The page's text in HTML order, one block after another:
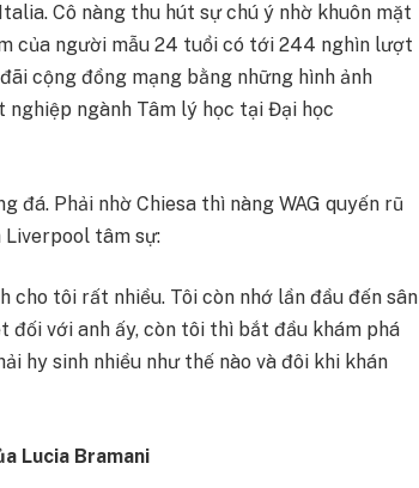
Cô nàng thu hút sự chú ý nhờ khuôn mặt
của người mẫu 24 tuổi có tới 244 nghìn lượt
cộng đồng mạng bằng những hình ảnh
nghiệp ngành Tâm lý học tại Đại học
đá. Phải nhờ Chiesa thì nàng WAG quyến rũ
Liverpool tâm sự:
cho tôi rất nhiều. Tôi còn nhớ lần đầu đến sân
với anh ấy, còn tôi thì bắt đầu khám phá
hy sinh nhiều như thế nào và đôi khi khán
Lucia Bramani